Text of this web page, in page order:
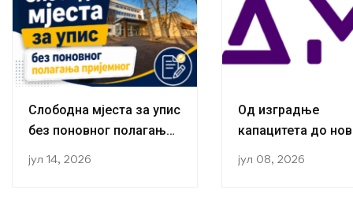
Слободна мјеста за упис
без поновног полагања
јул 14, 2026
Од изградње
капацитета до
јул 08, 2026